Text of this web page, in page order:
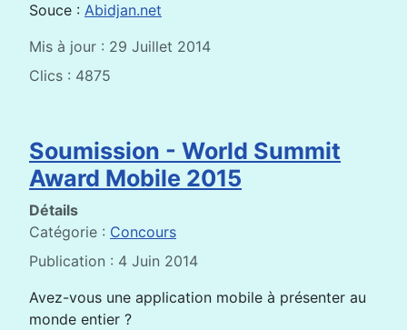
Souce : Abidjan.net
Mis à jour : 29 Juillet 2014
Clics : 4875
Soumission - World Summit
Award Mobile 2015
Détails
Catégorie : Concours
Publication : 4 Juin 2014
Avez-vous une application mobile à présenter au
monde entier ?